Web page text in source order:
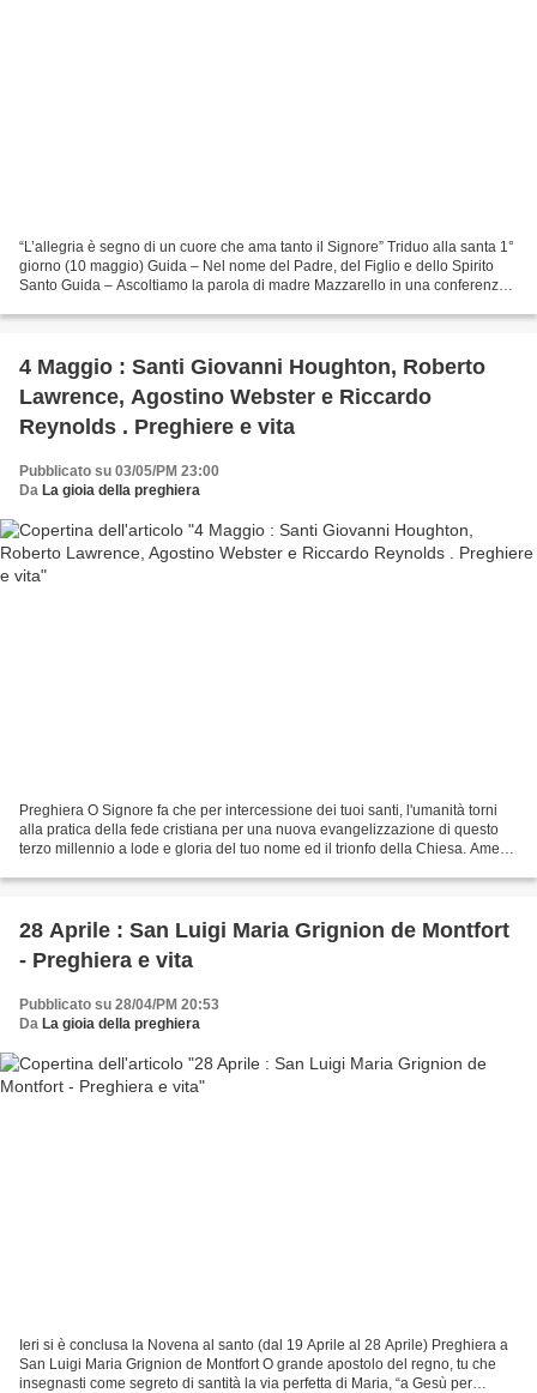
“L’allegria è segno di un cuore che ama tanto il Signore” Triduo alla santa 1°
giorno (10 maggio) Guida – Nel nome del Padre, del Figlio e dello Spirito
Santo Guida – Ascoltiamo la parola di madre Mazzarello in una conferenza
4 Maggio : Santi Giovanni Houghton, Roberto
Lawrence, Agostino Webster e Riccardo
Reynolds . Preghiere e vita
Pubblicato su 03/05/PM 23:00
Da La gioia della preghiera
Preghiera O Signore fa che per intercessione dei tuoi santi, l'umanità torni
alla pratica della fede cristiana per una nuova evangelizzazione di questo
terzo millennio a lode e gloria del tuo nome ed il trionfo della Chiesa. Amen
28 Aprile : San Luigi Maria Grignion de Montfort
- Preghiera e vita
Pubblicato su 28/04/PM 20:53
Da La gioia della preghiera
Ieri si è conclusa la Novena al santo (dal 19 Aprile al 28 Aprile) Preghiera a
San Luigi Maria Grignion de Montfort O grande apostolo del regno, tu che
insegnasti come segreto di santità la via perfetta di Maria, “a Gesù per